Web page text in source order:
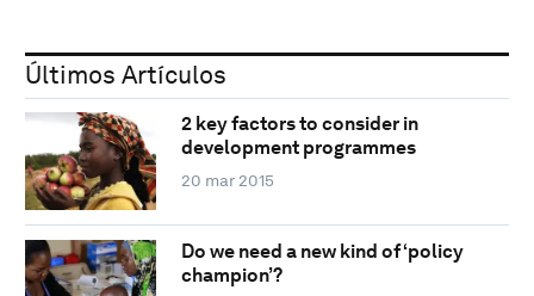
Últimos Artículos
2 key factors to consider in
development programmes
20 mar 2015
Do we need a new kind of ‘policy
champion’?